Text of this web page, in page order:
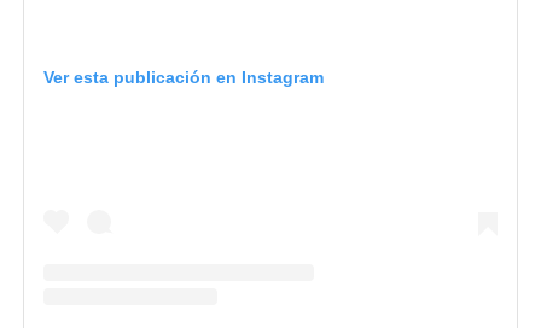
Ver esta publicación en Instagram